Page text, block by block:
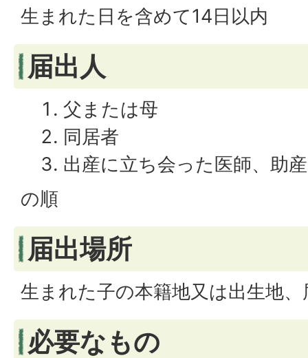
生まれた日を含めて14日以内
届出人
父または母
同居者
出産に立ち会った医師、助
の順
届出場所
生まれた子の本籍地又は出生地
必要なもの